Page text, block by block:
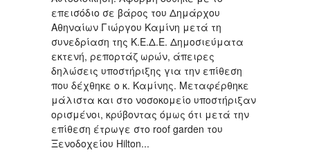
επεισόδιο σε βάρος του Δημάρχου
Αθηναίων Γιώργου Καμίνη μετά τη
συνεδρίαση της Κ.Ε.Δ.Ε. Δημοσιεύματα
εκτενή, ρεπορτάζ ωρών, άπειρες
δηλώσεις υποστήριξης για την επίθεση
που δέχθηκε ο κ. Καμίνης. Μεταφέρθηκε
μάλιστα και στο νοσοκομείο υποστήριξαν
ορισμένοι, κρύβοντας όμως ότι μετά την
επίθεση έτρωγε στο roof garden του
Ξενοδοχείου Hilton...